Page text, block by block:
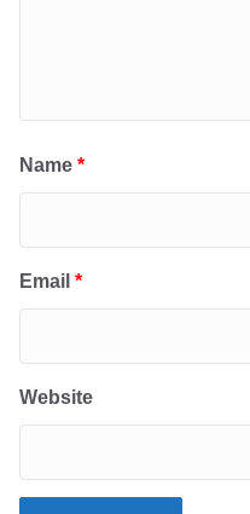
Name *
Email *
Website